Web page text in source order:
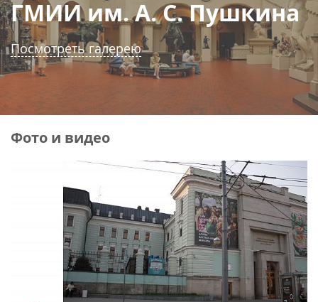
ГМИИ им. А. С. Пушкина
Посмотреть галерею
Фото и видео